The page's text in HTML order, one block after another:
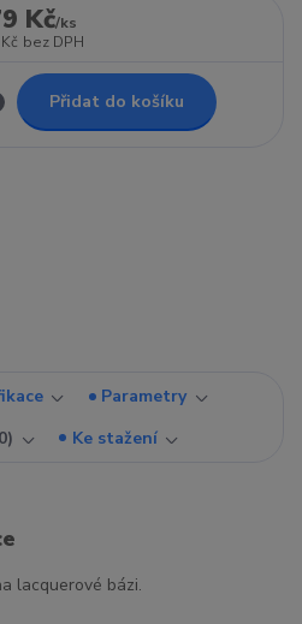
Kč/ks
bez DPH
Přidat do košíku
Parametry
0 Ke stažení
lacquerové bázi.